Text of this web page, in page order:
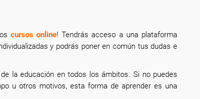
cursos online! Tendrás acceso a una plataforma
y podrás poner en común tus dudas e
la educación en todos los ámbitos. Si no puedes
u otros motivos, esta forma de aprender es una